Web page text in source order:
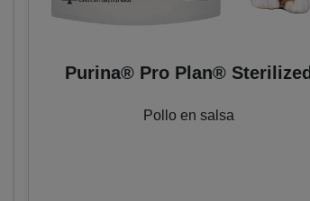
Purina® Pro Plan® Sterilized
Pollo en salsa